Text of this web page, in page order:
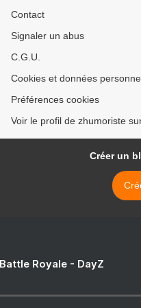
Contact
Signaler un abus
C.G.U.
Cookies et données
Préférences cookies
Voir le profil de zhumoriste
Créer un
Royale - DayZ